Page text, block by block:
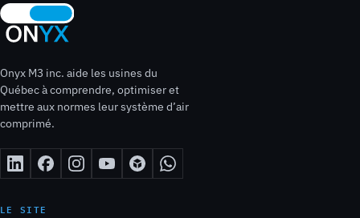
Onyx M3 inc. aide les usines du
Québec à comprendre, optimiser et
mettre aux normes leur système d’air
comprimé.
LE SITE